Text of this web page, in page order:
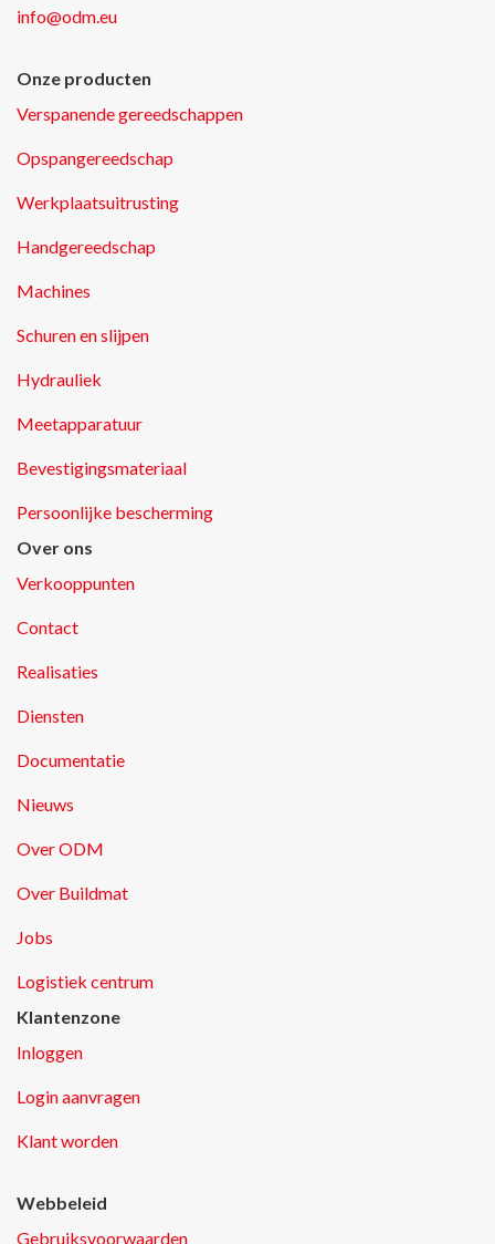
info@odm.eu
Onze producten
Verspanende gereedschappen
Opspangereedschap
Werkplaatsuitrusting
Handgereedschap
Machines
Schuren en slijpen
Hydrauliek
Meetapparatuur
Bevestigingsmateriaal
Persoonlijke bescherming
Over ons
Verkooppunten
Contact
Realisaties
Diensten
Documentatie
Nieuws
Over ODM
Over Buildmat
Jobs
Logistiek centrum
Klantenzone
Inloggen
Login aanvragen
Klant worden
Webbeleid
Gebruiksvoorwaarden